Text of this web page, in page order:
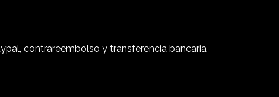
contrareembolso y transferencia bancaria